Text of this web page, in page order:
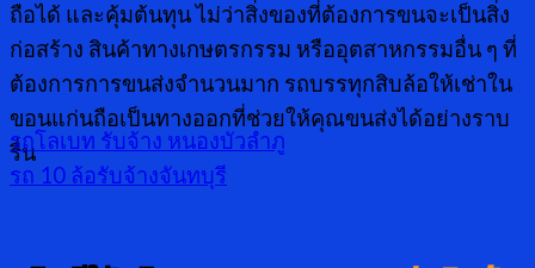
ถือได้ และคุ้มต้นทุน ไม่ว่าสิ่งของที่ต้องการขนจะเป็นสิ่ง
ก่อสร้าง สินค้าทางเกษตรกรรม หรืออุตสาหกรรมอื่น ๆ ที่
ต้องการการขนส่งจำนวนมาก รถบรรทุกสิบล้อให้เช่าใน
ขอนแก่นถือเป็นทางออกที่ช่วยให้คุณขนส่งได้อย่างราบ
รื่น
รถโลเบท รับจ้าง หนองบัวลำภู
รถ 10 ล้อรับจ้างจันทบุรี